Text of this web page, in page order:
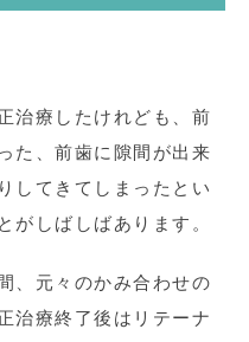
治療したけれども、前
た、前歯に隙間が出来
してきてしまったとい
がしばしばあります。
、元々のかみ合わせの
治療終了後はリテーナ